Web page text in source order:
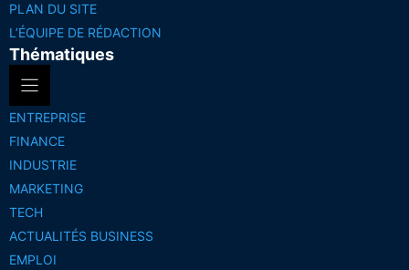
PLAN DU SITE
L’ÉQUIPE DE RÉDACTION
Thématiques
ENTREPRISE
FINANCE
INDUSTRIE
MARKETING
TECH
ACTUALITÉS BUSINESS
EMPLOI